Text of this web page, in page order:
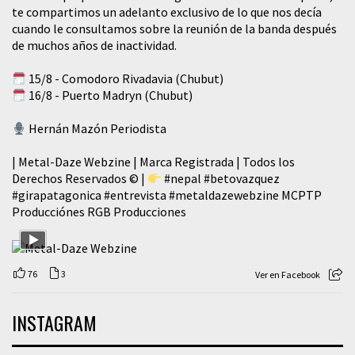
te compartimos un adelanto exclusivo de lo que nos decía
cuando le consultamos sobre la reunión de la banda después
de muchos años de inactividad.
15/8 - Comodoro Rivadavia (Chubut)
16/8 - Puerto Madryn (Chubut)
Hernán Mazón Periodista
| Metal-Daze Webzine | Marca Registrada | Todos los
Derechos Reservados © |
#nepal #betovazquez
#girapatagonica #entrevista #metaldazewebzine MCPTP
Producciónes RGB Producciones
76 3 Ver en Facebook
INSTAGRAM